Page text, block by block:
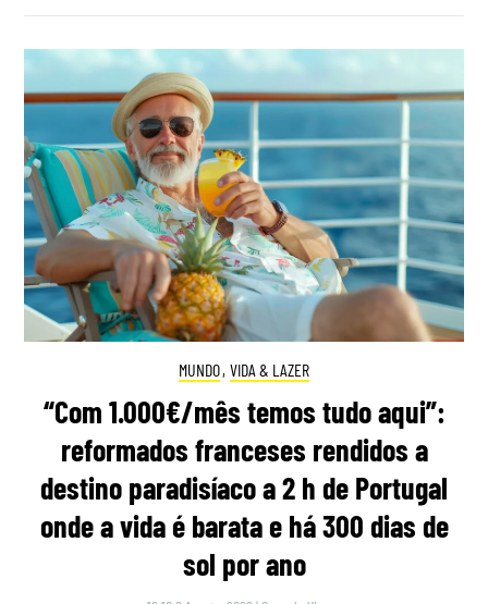
MUNDO, VIDA & LAZER
“Com 1.000€/mês temos tudo aqui”:
reformados franceses rendidos a
destino paradisíaco a 2 h de Portugal
onde a vida é barata e há 300 dias de
sol por ano